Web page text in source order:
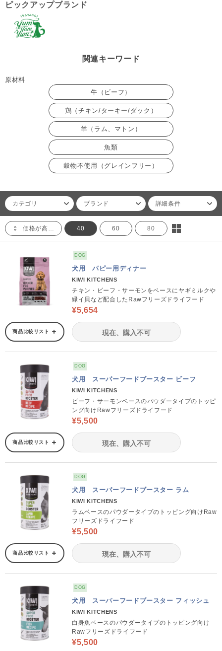
ピックアップブランド
関連キーワード
原材料
牛（ビーフ）
鶏（チキン/ターキー/ダック）
羊（ラム、マトン）
魚類
穀物不使用（グレインフリー）
カテゴリ ブランド 詳細条件
価格が高い順 40 60 80
DOG
犬用 パピー用ディナー
KIWI KITCHENS
チキン・ビーフ・サーモンをベースにヤギミルクや
緑イ貝など配合したRawフリーズドライフード
¥5,654
商品比較リスト 現在、購入不可
DOG
犬用 スーパーフードブースター ビーフ
KIWI KITCHENS
ビーフ・サーモンベースのパウダータイプのトッピ
ング向けRawフリーズドライフード
¥5,500
商品比較リスト 現在、購入不可
DOG
犬用 スーパーフードブースター ラム
KIWI KITCHENS
ラムベースのパウダータイプのトッピング向けRaw
フリーズドライフード
¥5,500
商品比較リスト 現在、購入不可
DOG
犬用 スーパーフードブースター フィッシュ
KIWI KITCHENS
白身魚ベースのパウダータイプのトッピング向け
Rawフリーズドライフード
¥5,500